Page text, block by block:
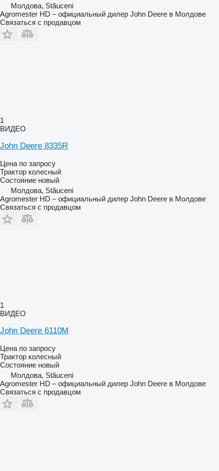
Молдова, Stăuceni
Agromester HD – официальный дилер John Deere в Молдове
Связаться с продавцом
1
ВИДЕО
John Deere 8335R
Цена по запросу
Трактор колесный
Состояние новый
Молдова, Stăuceni
Agromester HD – официальный дилер John Deere в Молдове
Связаться с продавцом
1
ВИДЕО
John Deere 6110M
Цена по запросу
Трактор колесный
Состояние новый
Молдова, Stăuceni
Agromester HD – официальный дилер John Deere в Молдове
Связаться с продавцом